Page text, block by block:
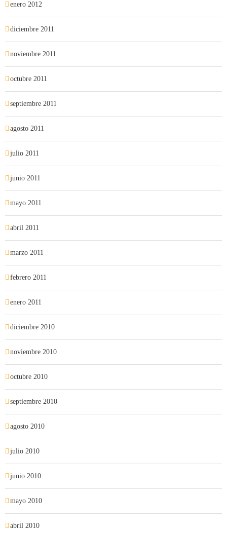
enero 2012
diciembre 2011
noviembre 2011
octubre 2011
septiembre 2011
agosto 2011
julio 2011
junio 2011
mayo 2011
abril 2011
marzo 2011
febrero 2011
enero 2011
diciembre 2010
noviembre 2010
octubre 2010
septiembre 2010
agosto 2010
julio 2010
junio 2010
mayo 2010
abril 2010